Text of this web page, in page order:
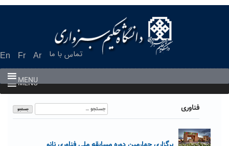
En Fr Ar تماس با ما
MENU
MENU
فناوری
جستجو
برای: